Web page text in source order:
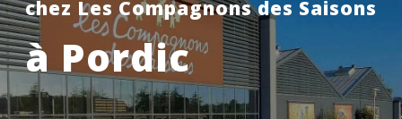
chez Les Compagnons des Saisons
à Pordic